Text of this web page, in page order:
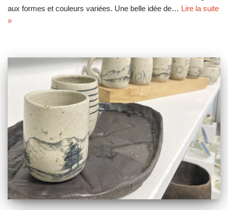
aux formes et couleurs variées. Une belle idée de… Lire la suite
»